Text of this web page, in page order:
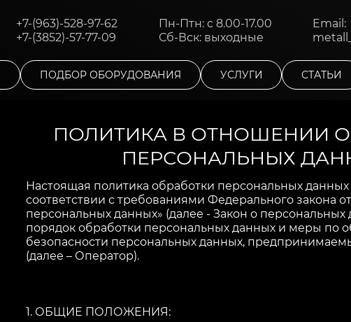
+7-(963)-528-97-62
+7-(3852)-57-77-09
Пн-Птн: с 8.00-17.00
Сб-Вск: выходные
Email:
ПОДБОР ОБОРУДОВАНИЯ УСЛУГИ СТАТЬИ
ПОЛИТИКА В ОТНОШЕНИИ
ПЕРСОНАЛЬНЫХ
Настоящая политика обработки персональных данных
соответствии с требованиями Федерального закона
персональных данных» (далее - Закон о
порядок обработки персональных данных и меры по
безопасности персональных данных,
(далее – Оператор).
1. ОБЩИЕ ПОЛОЖЕНИЯ: